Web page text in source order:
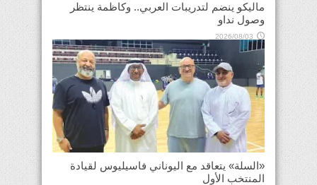
ماليكو ينضم لتدريبات العربي.. وكاظمة ينتظر
وصول نداو
2026/08/03
«السلة» يتعاقد مع اليوناني فاسيليوس لقيادة
المنتخب الأول